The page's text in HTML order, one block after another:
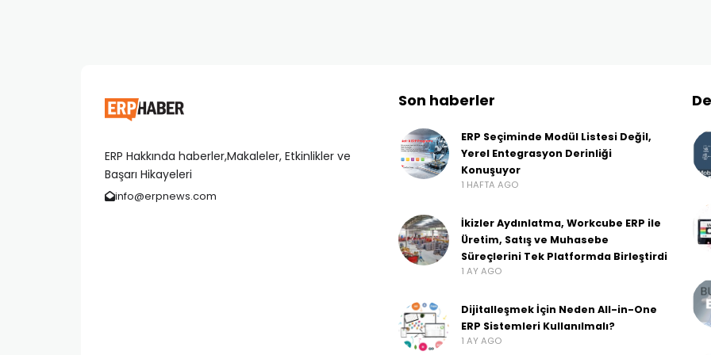
ERP Hakkında haberler,Makaleler, Etkinlikler ve
Başarı Hikayeleri
info@erpnews.com
Son haberler
ERP Seçiminde Modül Listesi Değil,
Yerel Entegrasyon Derinliği
Konuşuyor
1 HAFTA AGO
İkizler Aydınlatma, Workcube ERP ile
Üretim, Satış ve Muhasebe
Süreçlerini Tek Platformda Birleştirdi
1 AY AGO
Dijitalleşmek İçin Neden All-in-One
ERP Sistemleri Kullanılmalı?
1 AY AGO